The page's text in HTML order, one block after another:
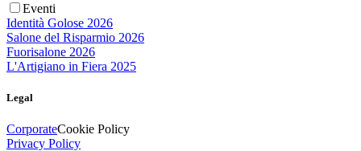
Eventi
Identità Golose 2026
Salone del Risparmio 2026
Fuorisalone 2026
L'Artigiano in Fiera 2025
Legal
CorporateCookie Policy
Privacy Policy